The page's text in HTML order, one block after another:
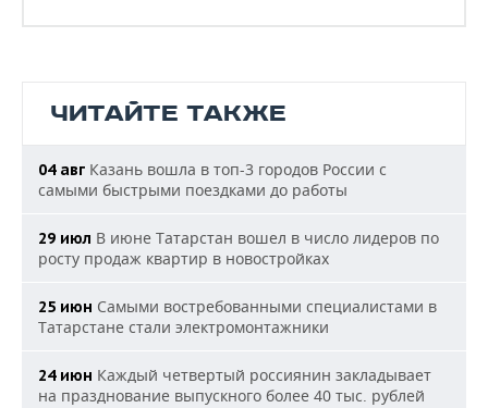
ЧИТАЙТЕ ТАКЖЕ
04 авг Казань вошла в топ-3 городов России с
самыми быстрыми поездками до работы
29 июл В июне Татарстан вошел в число лидеров по
росту продаж квартир в новостройках
25 июн Самыми востребованными специалистами в
Татарстане стали электромонтажники
24 июн Каждый четвертый россиянин закладывает
на празднование выпускного более 40 тыс. рублей